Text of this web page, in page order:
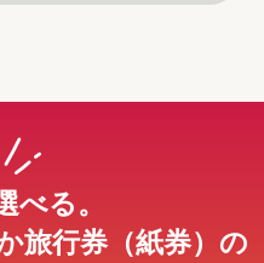
べる。
旅行券（紙券）の